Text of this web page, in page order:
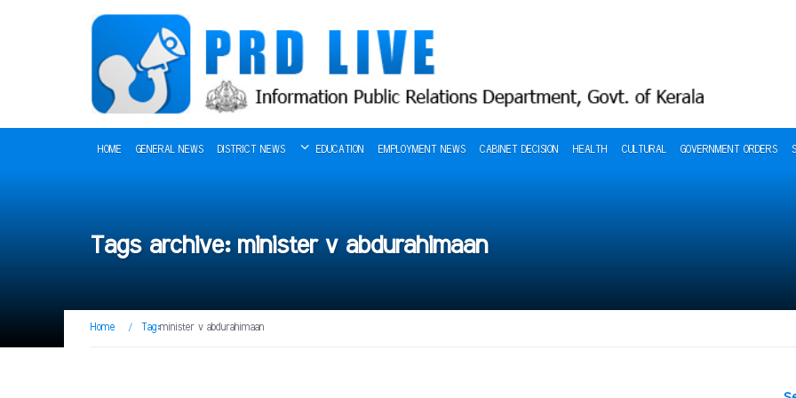
HOME GENERAL NEWS DISTRICT NEWS EDUCATION EMPLOYMENT NEWS CABINET DECISION HEALTH CULTURAL GOVERNMENT ORDERS
Tags archive: minister v abdurahimaan
Home / Tag:minister v abdurahimaan